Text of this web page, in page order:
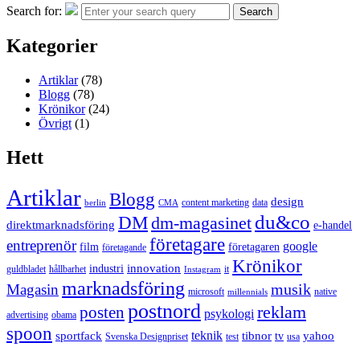
Search for: Search
Kategorier
Artiklar(78)
Blogg (78)
Krönikor(24)
Övrigt (1)
Hett
Artiklar berlin Blogg CMA content marketing data design
direktmarknadsföring DMdm-magasinet du&co e-handel
entreprenör film företagande företagare företagaren google
guldbladet hållbarhet industri innovation Instagram it Krönikor
Magasin marknadsföring microsoft millennials musik native
advertising obama posten postnord psykologi reklam
spoon sportfack Svenska Designpriset teknik test tibnor tv usa yahoo